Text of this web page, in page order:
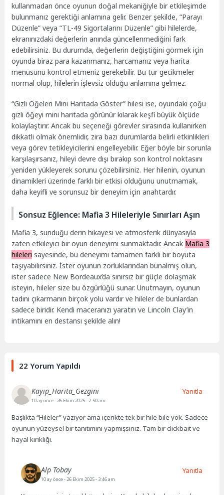
kullanmadan önce oyunun doğal mekaniğiyle bir etkileşimde
bulunmanız gerektiği anlamına gelir. Benzer şekilde, “Parayı
Düzenle” veya “TL-49 Sigortalarını Düzenle” gibi hilelerde,
ekranınızdaki değerlerin anında güncellenmediğini fark
edebilirsiniz. Bu durumda, değerlerin değiştiğini görmek için
oyunda biraz para kazanmanız, harcamanız veya harita
menüsünü kontrol etmeniz gerekebilir. Bu tür gecikmeler
normal olup, hilelerin işlevsiz olduğu anlamına gelmez.
“Gizli Öğeleri Mini Haritada Göster” hilesi ise, oyundaki çoğu
gizli öğeyi mini haritada görünür kılarak keşfi büyük ölçüde
kolaylaştırır. Ancak bu seçeneği görevler sırasında kullanırken
dikkatli olmak önemlidir, zira bazı durumlarda belirli etkinlikleri
veya görev tetikleyicilerini engelleyebilir. Eğer böyle bir sorunla
karşılaşırsanız, hileyi devre dışı bırakıp son kontrol noktasını
yeniden yükleyerek sorunu çözebilirsiniz. Her hilenin, oyunun
dinamikleri üzerinde farklı bir etkisi olduğunu unutmamak,
daha keyifli ve sorunsuz bir deneyim için anahtardır.
Sonsuz Eğlence: Mafia 3 Hileleriyle Sınırları Aşın
Mafia 3, sunduğu derin hikayesi ve atmosferik dünyasıyla
zaten etkileyici bir oyun deneyimi sunmaktadır. Ancak Mafia 3
hileleri sayesinde, bu deneyimi tamamen farklı bir boyuta
taşıyabilirsiniz. İster oyunun zorluklarından bunalmış olun,
ister sadece New Bordeaux’da sınırsız bir güçle dolaşmak
isteyin, hileler size bu özgürlüğü sunar. Unutmayın, oyunun
tadını çıkarmanın birçok yolu vardır ve hileler de bunlardan
sadece biridir. Kendi maceranızı yaratın ve Lincoln Clay’in
intikamını en destansı şekilde alın!
22 Yorum Yapıldı
Kayıp_Harita_Gezgini
10 ay önce- 26 Ekim 2025 - 2:50 am
Başlıkta “Hileler” yazıyor ama içerikte tek bir hile bile yok. Sadece
oyunun yüzeysel bir tanıtımını yapmışsınız. Tam bir clickbait ve
hayal kırıklığı.
Yanıtla
Alp Tobay
10 ay önce- 26 Ekim 2025 - 3:46 am
Yanıtla